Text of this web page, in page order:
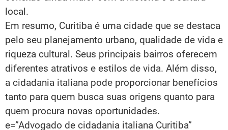
local.
Em resumo, Curitiba é uma cidade que se destaca
pelo seu planejamento urbano, qualidade de vida e
riqueza cultural. Seus principais bairros oferecem
diferentes atrativos e estilos de vida. Além disso,
a cidadania italiana pode proporcionar benefícios
tanto para quem busca suas origens quanto para
quem procura novas oportunidades.
e=”Advogado de cidadania italiana Curitiba”